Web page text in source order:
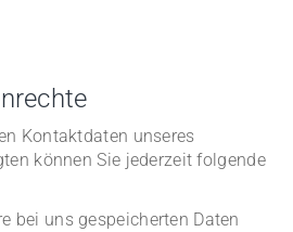
Kontaktdaten unseres
können Sie jederzeit folgende
bei uns gespeicherten Daten